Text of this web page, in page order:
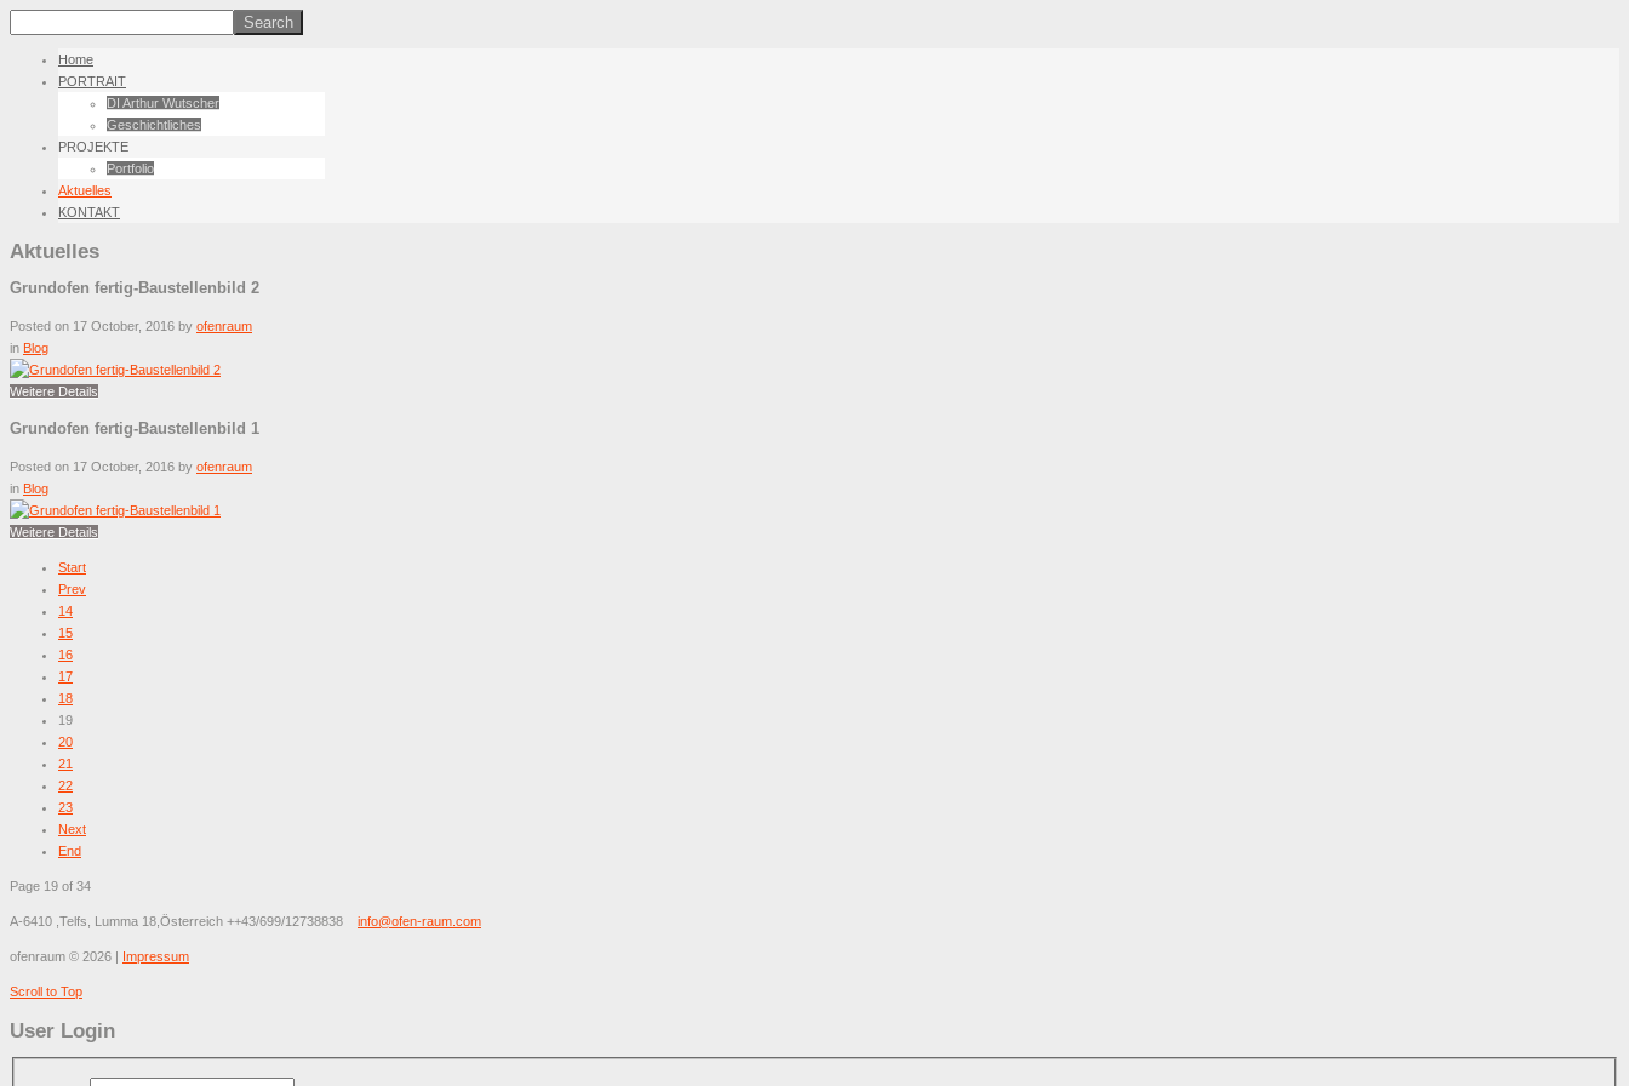
Home
PORTRAIT
DI Arthur Wutscher
Geschichtliches
PROJEKTE
Portfolio
Aktuelles
KONTAKT
Aktuelles
Grundofen fertig-Baustellenbild 2
Posted on 17 October, 2016 by ofenraum
in Blog
Weitere Details
Grundofen fertig-Baustellenbild 1
Posted on 17 October, 2016 by ofenraum
in Blog
Weitere Details
Start
Prev
14
15
16
17
18
19
20
21
22
23
Next
End
Page 19 of 34
A-6410 ,Telfs, Lumma 18,Österreich ++43/699/12738838 info@ofen-raum.com
ofenraum © 2026 | Impressum
Scroll to Top
User Login